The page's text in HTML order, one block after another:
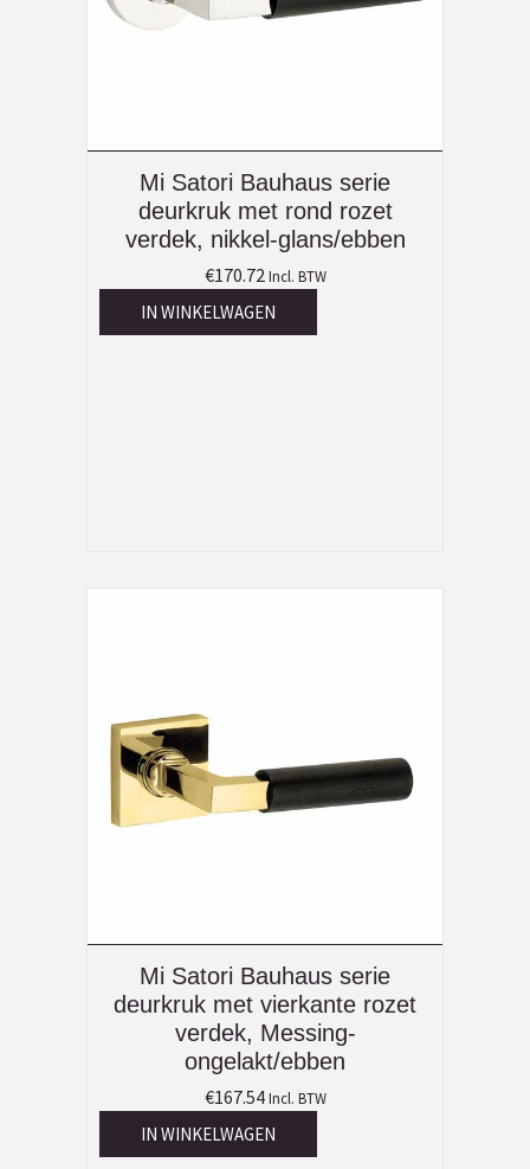
Mi Satori Bauhaus serie
deurkruk met rond rozet
verdek, nikkel-glans/ebben
€170.72 Incl. BTW
IN WINKELWAGEN
Mi Satori Bauhaus serie
deurkruk met vierkante rozet
verdek, Messing-
ongelakt/ebben
€167.54 Incl. BTW
IN WINKELWAGEN